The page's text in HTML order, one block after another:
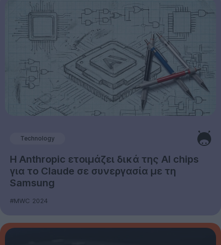
Technology
Η Anthropic ετοιμάζει δικά της AI chips
για το Claude σε συνεργασία με τη
Samsung
#MWC 2024